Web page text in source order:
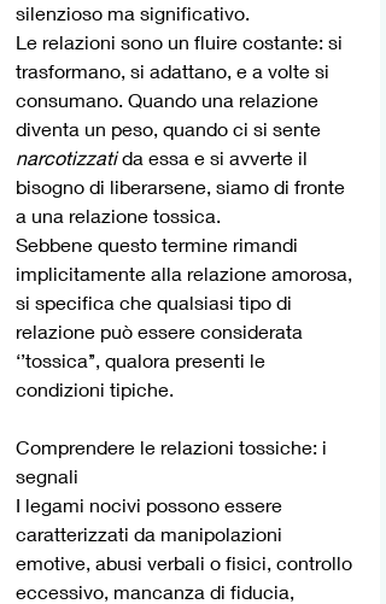
silenzioso ma significativo.
Le relazioni sono un fluire costante: si
trasformano, si adattano, e a volte si
consumano. Quando una relazione
diventa un peso, quando ci si sente
narcotizzati da essa e si avverte il
bisogno di liberarsene, siamo di fronte
a una relazione tossica.
Sebbene questo termine rimandi
implicitamente alla relazione amorosa,
si specifica che qualsiasi tipo di
relazione può essere considerata
‘’tossica’’, qualora presenti le
condizioni tipiche.
Comprendere le relazioni tossiche: i
segnali
I legami nocivi possono essere
caratterizzati da manipolazioni
emotive, abusi verbali o fisici, controllo
eccessivo, mancanza di fiducia,